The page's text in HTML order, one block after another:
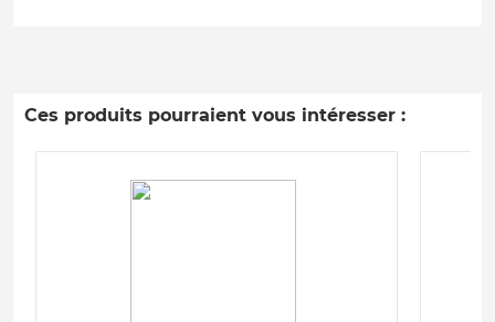
Ces produits pourraient vous intéresser :